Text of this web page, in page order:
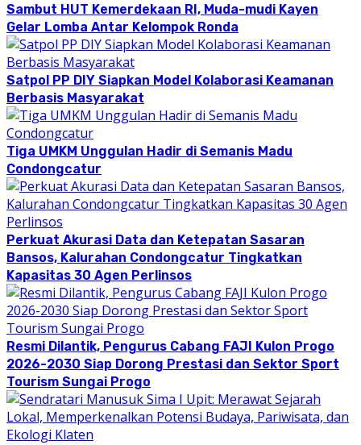
Sambut HUT Kemerdekaan RI, Muda-mudi Kayen
Gelar Lomba Antar Kelompok Ronda
Satpol PP DIY Siapkan Model Kolaborasi Keamanan
Berbasis Masyarakat
Tiga UMKM Unggulan Hadir di Semanis Madu
Condongcatur
Perkuat Akurasi Data dan Ketepatan Sasaran
Bansos, Kalurahan Condongcatur Tingkatkan
Kapasitas 30 Agen Perlinsos
Resmi Dilantik, Pengurus Cabang FAJI Kulon Progo
2026-2030 Siap Dorong Prestasi dan Sektor Sport
Tourism Sungai Progo